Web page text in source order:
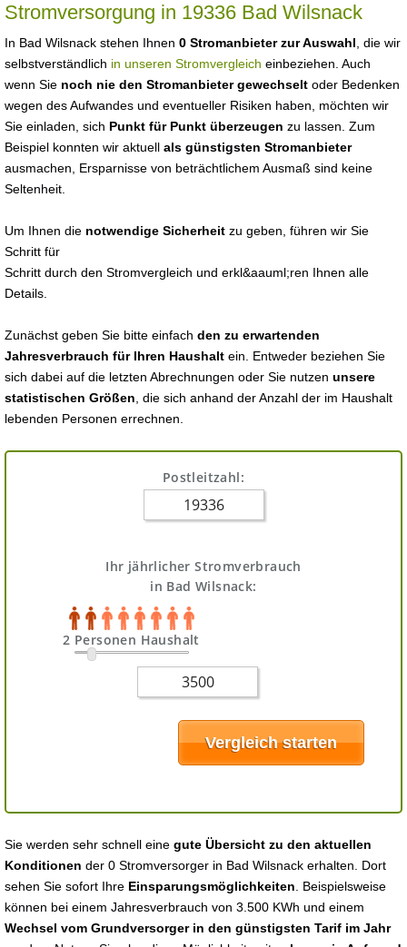
Stromversorgung in 19336 Bad Wilsnack
In Bad Wilsnack stehen Ihnen 0 Stromanbieter zur Auswahl , die wir
selbstverständlich in unseren Stromvergleich einbeziehen. Auch
wenn Sie noch nie den Stromanbieter gewechselt oder Bedenken
wegen des Aufwandes und eventueller Risiken haben, möchten wir
Sie einladen, sich Punkt für Punkt überzeugen zu lassen. Zum
Beispiel konnten wir aktuell als günstigsten Stromanbieter
ausmachen, Ersparnisse von beträchtlichem Ausmaß sind keine
Seltenheit.
Um Ihnen die notwendige Sicherheit zu geben, führen wir Sie
Schritt für
Schritt durch den Stromvergleich und erkl&aauml;ren Ihnen alle
Details.
Zunächst geben Sie bitte einfach den zu erwartenden
Jahresverbrauch für Ihren Haushalt ein. Entweder beziehen Sie
sich dabei auf die letzten Abrechnungen oder Sie nutzen unsere
statistischen Größen , die sich anhand der Anzahl der im Haushalt
lebenden Personen errechnen.
Postleitzahl:
Ihr jährlicher Stromverbrauch
in Bad Wilsnack:
2 Personen Haushalt
Sie werden sehr schnell eine gute Übersicht zu den aktuellen
Konditionen der 0 Stromversorger in Bad Wilsnack erhalten. Dort
sehen Sie sofort Ihre Einsparungsmöglichkeiten . Beispielsweise
können bei einem Jahresverbrauch von 3.500 KWh und einem
Wechsel vom Grundversorger in den günstigsten Tarif im Jahr